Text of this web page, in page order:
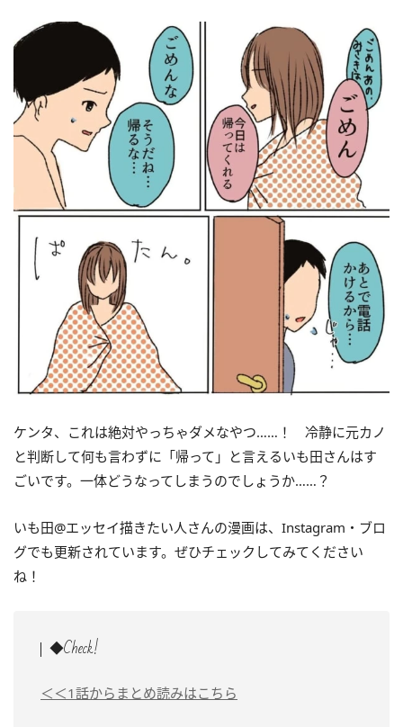
ケンタ、これは絶対やっちゃダメなやつ……！ 冷静に元カノ
と判断して何も言わずに「帰って」と言えるいも田さんはす
ごいです。一体どうなってしまうのでしょうか……？
いも田@エッセイ描きたい人さんの漫画は、Instagram・ブロ
グでも更新されています。ぜひチェックしてみてください
ね！
◆Check!
＜＜1話からまとめ読みはこちら